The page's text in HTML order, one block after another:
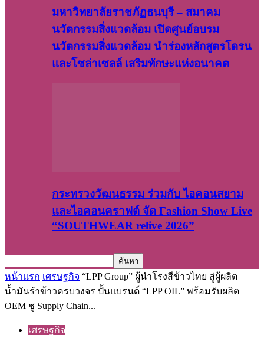
มหาวิทยาลัยราชภัฏธนบุรี – สมาคม
นวัตกรรมสิ่งแวดล้อม เปิดศูนย์อบรม
นวัตกรรมสิ่งแวดล้อม นำร่องหลักสูตรโดรน
และโซล่าเซลล์ เสริมทักษะแห่งอนาคต
กระทรวงวัฒนธรรม ร่วมกับ ไอคอนสยาม
และไอคอนคราฟต์ จัด Fashion Show Live
“SOUTHWEAR relive 2026”
หน้าแรก เศรษฐกิจ “LPP Group” ผู้นำโรงสีข้าวไทย สู่ผู้ผลิต
น้ำมันรำข้าวครบวงจร ปั้นแบรนด์ “LPP OIL” พร้อมรับผลิต
OEM ชู Supply Chain...
เศรษฐกิจ